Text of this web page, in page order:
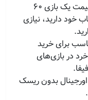
وقتی قیمت یک بازی ۶۰
دلار در حساب خود دارید، نیازی
برای خرید
در بازی‌های
بدون ریسک